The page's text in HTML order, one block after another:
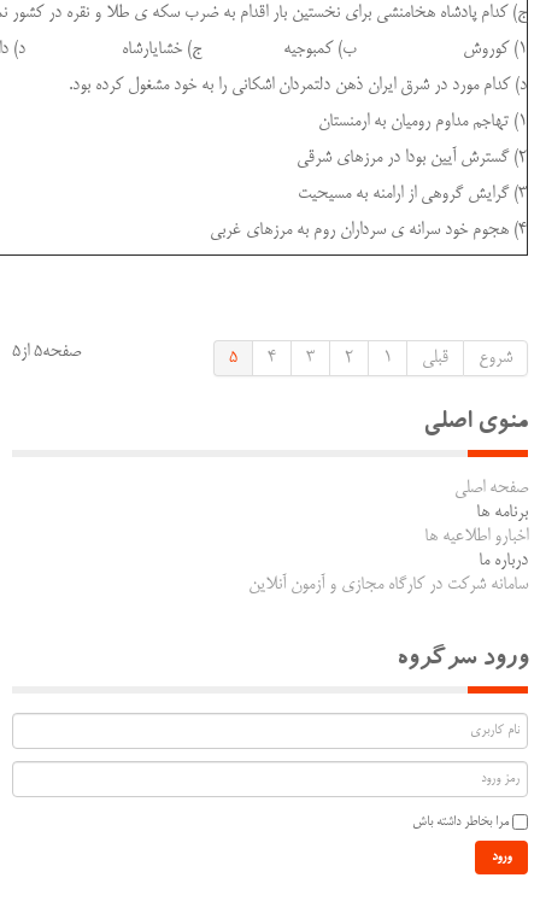
ج) کدام پادشاه هخامنشی برای نخستین بار اقدام به ضرب سکه ی طلا و نقره در کشور
1) کوروش ب) کمبوجیه ج) خشایارشاه د) داریوش اول
د) کدام مورد در شرق ایران ذهن دلتمردان اشکانی را به خود مشغول کرده بود.
1) تهاجم مداوم رومیان به ارمنستان
2) گسترش آیین بودا در مرزهای شرقی
3) گرایش گروهی از ارامنه به مسیحیت
4) هجوم خود سرانه ی سرداران روم به مرزهای غربی
صفحه5 از5 شروع قبلی 1
2
3
4
5
منوی اصلی
صفحه اصلی
برنامه ها
اخبارو اطلاعیه ها
درباره ما
سامانه شرکت در کارگاه مجازی و آزمون آنلاین
ورود سرگروه
مرا بخاطر داشته باش
ورود